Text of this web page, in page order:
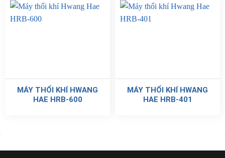
MÁY THỔI KHÍ HWANG
HAE HRB-600
MÁY THỔI KHÍ HWANG
HAE HRB-401